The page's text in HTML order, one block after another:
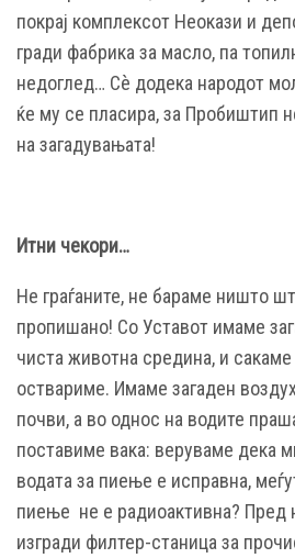
покрај комплексот Неокази и
гради фабрика за масло, па
недоглед… Сè додека народот
ќе му се пласира, за Пробиштип
на загадувањата!
Итни чекори…
Не граѓаните, не бараме ништо
пропишано! Со Уставот имаме
чиста животна средина, и
оствариме. Имаме загаден
почви, а во однос на водите
поставиме вака: веруваме дека
водата за пиење е исправна,
пиење не е радиоактивна? Пред
изгради филтер-станица за